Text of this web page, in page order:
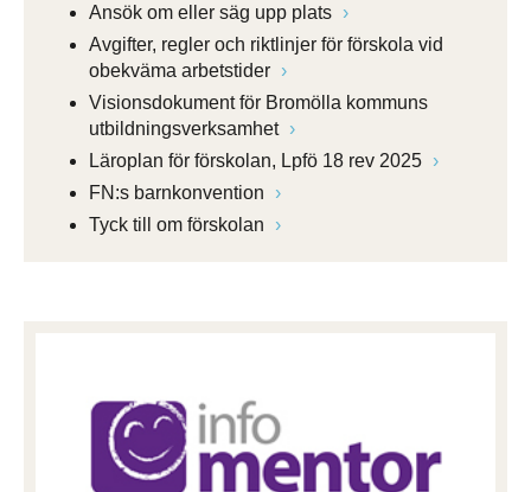
Ansök om eller säg upp plats
Avgifter, regler och riktlinjer för förskola vid
obekväma arbetstider
Visionsdokument för Bromölla kommuns
utbildningsverksamhet
Läroplan för förskolan, Lpfö 18 rev 2025
FN:s barnkonvention
Tyck till om förskolan